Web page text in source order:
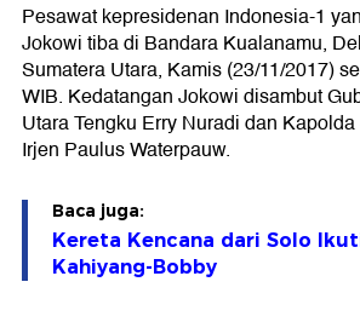
Pesawat kepresidenan Indonesia-1
Jokowi tiba di Bandara Kualanamu,
Sumatera Utara, Kamis (23/11/2017)
WIB. Kedatangan Jokowi disambut
Utara Tengku Erry Nuradi dan
Irjen Paulus Waterpauw.
Baca juga:
Kereta Kencana dari Solo
Kahiyang-Bobby